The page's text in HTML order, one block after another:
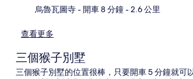
烏魯瓦圖寺- 開車 8 分鐘- 2.6 公里
查看更多
三個猴子別墅
三個猴子別墅的位置很棒，只要開車 5 分鐘就